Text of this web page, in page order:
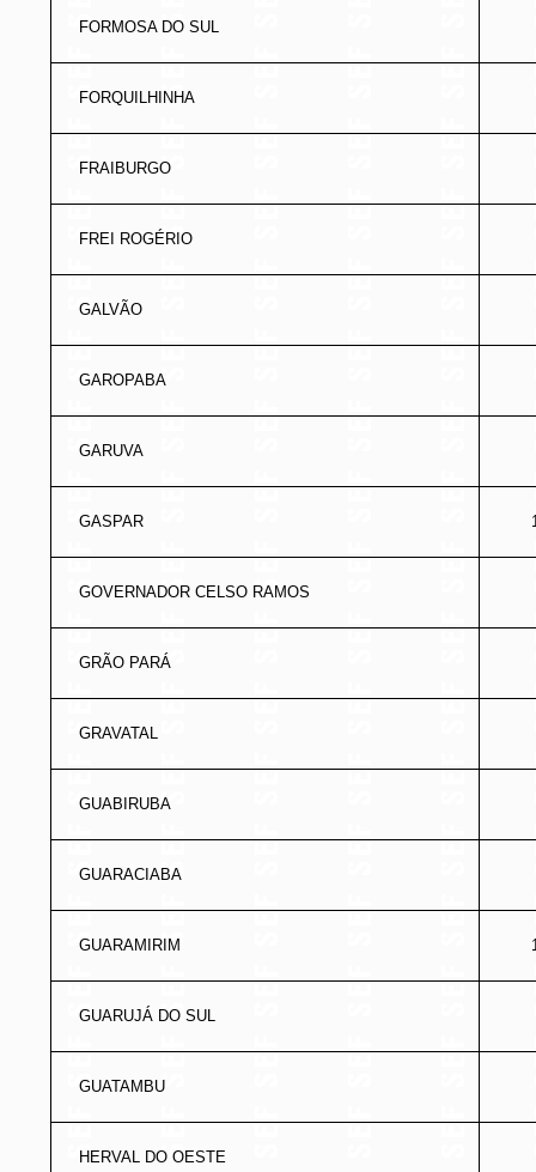
FORMOSA DO SUL
FORQUILHINHA
FRAIBURGO
FREI ROGÉRIO
GALVÃO
GAROPABA
GARUVA
GASPAR
GOVERNADOR CELSO RAMOS
GRÃO PARÁ
GRAVATAL
GUABIRUBA
GUARACIABA
GUARAMIRIM
GUARUJÁ DO SUL
GUATAMBU
HERVAL DO OESTE